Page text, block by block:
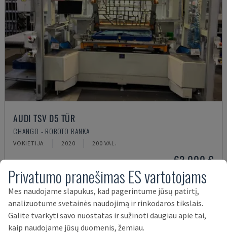
AUDI TSV D5 TÜR
CHANGO - ROBOTO RANKA
VOKIETIJA 2020 200 VAL.
62.000 €
Privatumo pranešimas ES vartotojams
Mes naudojame slapukus, kad pagerintume jūsų patirtį,
analizuotume svetainės naudojimą ir rinkodaros tikslais.
Galite tvarkyti savo nuostatas ir sužinoti daugiau apie tai,
kaip naudojame jūsų duomenis, žemiau.